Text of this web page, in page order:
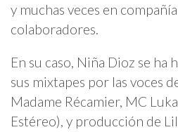
y muchas veces en
colaboradores.
En su caso, Niña Dioz se ha
sus mixtapes por las voces
Madame Récamier, MC
Estéreo), y producción de